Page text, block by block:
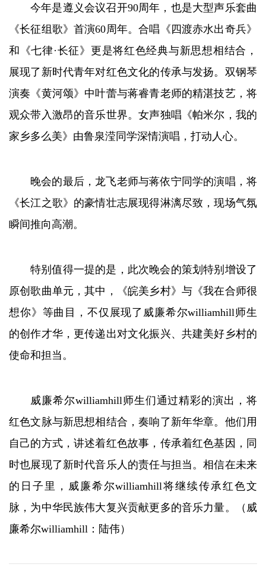
今年是遵义会议召开90周年，也是大型声乐套曲
《长征组歌》首演60周年。合唱《四渡赤水出奇兵》
和《七律·长征》更是将红色经典与新思想相结合，
展现了新时代青年对红色文化的传承与发扬。双钢琴
演奏《黄河颂》中叶蕾与蒋睿青老师的精湛技艺，将
观众带入激昂的音乐世界。女声独唱《帕米尔，我的
家乡多么美》由鲁泉滢同学深情演唱，打动人心。
晚会的最后，龙飞老师与蒋依宁同学的演唱，将
《长江之歌》的豪情壮志展现得淋漓尽致，现场气氛
瞬间推向高潮。
特别值得一提的是，此次晚会的策划特别增设了
原创歌曲单元，其中，《皖美乡村》与《我在合师很
想你》等曲目，不仅展现了威廉希尔williamhill师生
的创作才华，更传递出对文化振兴、共建美好乡村的
使命和担当。
威廉希尔williamhill师生们通过精彩的演出，将
红色文脉与新思想相结合，奏响了新年华章。他们用
自己的方式，讲述着红色故事，传承着红色基因，同
时也展现了新时代音乐人的责任与担当。相信在未来
的日子里，威廉希尔williamhill将继续传承红色文
脉，为中华民族伟大复兴贡献更多的音乐力量。（威
廉希尔williamhill：陆伟）